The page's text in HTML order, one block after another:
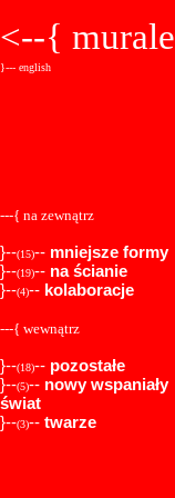
<--{ murale
}--- english
---{ na zewnątrz
}--(15)-- mniejsze formy
}--(19)-- na ścianie
}--(4)-- kolaboracje
---{ wewnątrz
}--(18)-- pozostałe
}--(5)-- nowy wspaniały
świat
}--(3)-- twarze